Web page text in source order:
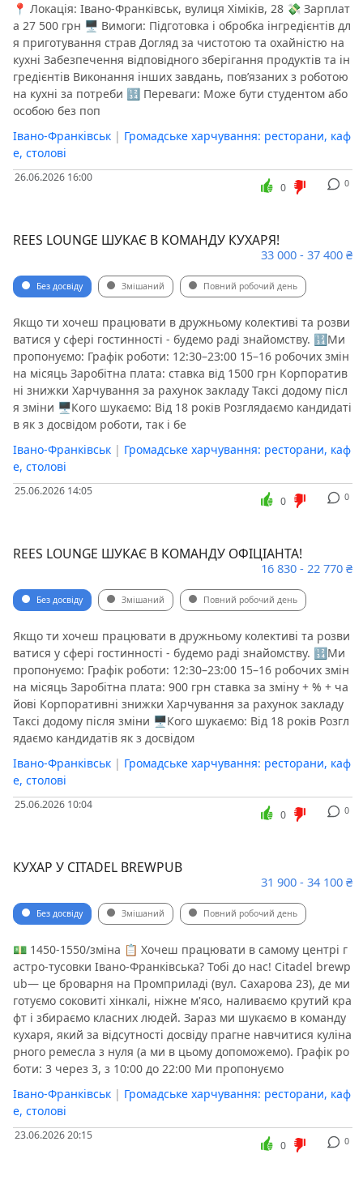
📍 Локація: Івано-Франківськ, вулиця Хіміків, 28 💸 Зарплат
а 27 500 грн 🖥 Вимоги: Підготовка і обробка інгредієнтів дл
я приготування страв Догляд за чистотою та охайністю на
кухні Забезпечення відповідного зберігання продуктів та ін
гредієнтів Виконання інших завдань, пов’язаних з роботою
на кухні за потреби 🔢 Переваги: Може бути студентом або
особою без поп
Івано-Франківськ | Громадське харчування: ресторани, каф
е, столові
26.06.2026 16:00 0
0
REES LOUNGE ШУКАЄ В КОМАНДУ КУХАРЯ!
33 000 - 37 400 ₴
Без досвіду Змішаний Повний робочий день
Якщо ти хочеш працювати в дружньому колективі та розви
ватися у сфері гостинності - будемо раді знайомству. 🔢Ми
пропонуємо: Графік роботи: 12:30–23:00 15–16 робочих змін
на місяць Заробітна плата: ставка від 1500 грн Корпоратив
ні знижки Харчування за рахунок закладу Таксі додому післ
я зміни 🖥Кого шукаємо: Від 18 років Розглядаємо кандидаті
в як з досвідом роботи, так і бе
Івано-Франківськ | Громадське харчування: ресторани, каф
е, столові
25.06.2026 14:05 0
0
REES LOUNGE ШУКАЄ В КОМАНДУ ОФІЦІАНТА!
16 830 - 22 770 ₴
Без досвіду Змішаний Повний робочий день
Якщо ти хочеш працювати в дружньому колективі та розви
ватися у сфері гостинності - будемо раді знайомству. 🔢Ми
пропонуємо: Графік роботи: 12:30–23:00 15–16 робочих змін
на місяць Заробітна плата: 900 грн ставка за зміну + % + ча
йові Корпоративні знижки Харчування за рахунок закладу
Таксі додому після зміни 🖥Кого шукаємо: Від 18 років Розгл
ядаємо кандидатів як з досвідом
Івано-Франківськ | Громадське харчування: ресторани, каф
е, столові
25.06.2026 10:04 0
0
КУХАР У CITADEL BREWPUB
31 900 - 34 100 ₴
Без досвіду Змішаний Повний робочий день
💵 1450-1550/зміна 📋 Хочеш працювати в самому центрі г
астро-тусовки Івано-Франківська? Тобі до нас! Citadel brewp
ub— це броварня на Промприладі (вул. Сахарова 23), де ми
готуємо соковиті хінкалі, ніжне м'ясо, наливаємо крутий кра
фт і збираємо класних людей. Зараз ми шукаємо в команду
кухаря, який за відсутності досвіду прагне навчитися куліна
рного ремесла з нуля (а ми в цьому допоможемо). Графік ро
боти: 3 через 3, з 10:00 до 22:00 Ми пропонуємо
Івано-Франківськ | Громадське харчування: ресторани, каф
е, столові
23.06.2026 20:15 0
0